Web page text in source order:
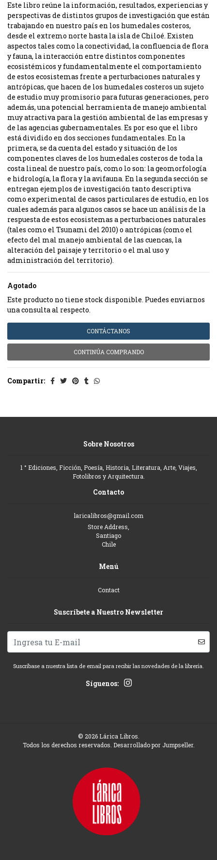
Este libro reúne la información, resultados, experiencias y
perspectivas de distintos grupos de investigación que están
trabajando en nuestro paí­s en los humedales costeros,
desde el extremo norte hasta la isla de Chiloé. Existen
aspectos tales como la conectividad, la confluencia de flora
y fauna, la interacción entre distintos componentes
ecosistémicos y fundamentalmente el comportamiento
de estos ecosistemas frente a perturbaciones naturales y
antrópicas, que hacen de los humedales costeros un sujeto
de estudio muy promisorio para futuras generaciones, pero
además, una potencial herramienta de manejo ambiental
muy atractiva para la gestión ambiental de las empresas y
de las agencias gubernamentales. Es por eso que el libro
está dividido en dos secciones fundamentales. En la
primera, se da cuenta del estado y situación de los
componentes claves de los humedales costeros de toda la
costa lineal de nuestro paí­s, como lo son: la geomorfologí­a
e hidrologí­a, la flora y la avifauna. En la segunda sección se
entregan ejemplos de investigación tanto descriptiva
como experimental de casos particulares de estudio, en los
cuales además para algunos casos se hace un análisis de la
respuesta de estos ecosistemas a perturbaciones naturales
(tales como el Tsunami del 2010) o antrópicas (como el
efecto del mal manejo ambiental de las cuencas, la
alteración del paisaje y territorio o el mal uso y
administración del territorio).
Agotado
Este producto no tiene stock disponible. Puedes enviarnos
una consulta al respecto.
CONTÁCTANOS
CONTINÚA COMPRANDO
Compartir:
Sobre Nosotros
1 ° Ediciones, Ficción, Poesía, Historia, Literatura, Arte, Viajes,
Fotolibros y Arquitectura.
Contacto
laricalibros@gmail.com
Store Address,
Santiago
Chile
Menú
Contact
Suscríbete a Nuestro Newsletter
Suscríbase a nuestra lista de email para recibir las novedades de la librería.
Síguenos:
© 2026 Lárica Libros.
Todos los derechos reservados. Desarrollado por Jumpseller.